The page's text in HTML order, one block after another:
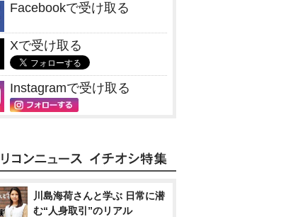
Facebookで受け取る
Xで受け取る
Instagramで受け取る
川島海荷さんと学ぶ 日常に潜
む“人身取引”のリアル